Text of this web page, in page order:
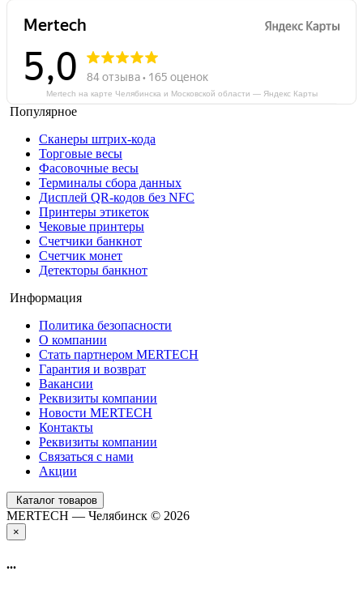
Mertech на карте Челябинска и Московской области — Яндекс Карты
Популярное
Сканеры штрих-кода
Торговые весы
Фасовочные весы
Терминалы сбора данных
Дисплей QR-кодов без NFC
Принтеры этикеток
Чековые принтеры
Счетчики банкнот
Счетчик монет
Детекторы банкнот
Информация
Политика безопасности
О компании
Стать партнером MERTECH
Гарантия и возврат
Вакансии
Реквизиты компании
Новости MERTECH
Контакты
Реквизиты компании
Связаться с нами
Акции
Каталог товаров
MERTECH — Челябинск © 2026
×
...